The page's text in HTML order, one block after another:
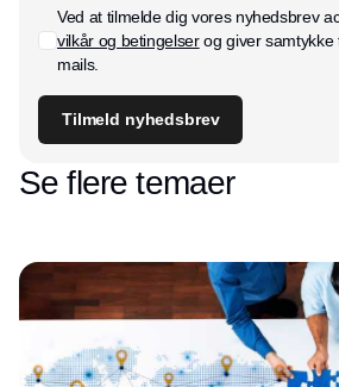
Ved at tilmelde dig vores nyhedsbrev
vilkår og betingelserog giver samtykke
mails.
Tilmeld nyhedsbrev
Se flere temaer